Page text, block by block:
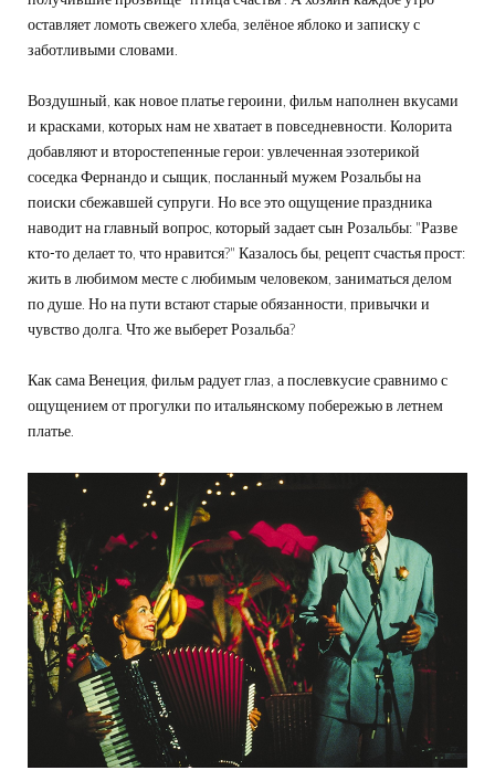
оставляет ломоть свежего хлеба, зелёное яблоко и записку с
заботливыми словами.
Воздушный, как новое платье героини, фильм наполнен вкусами
и красками, которых нам не хватает в повседневности. Колорита
добавляют и второстепенные герои: увлеченная эзотерикой
соседка Фернандо и сыщик, посланный мужем Розальбы на
поиски сбежавшей супруги. Но все это ощущение праздника
наводит на главный вопрос, который задает сын Розальбы: "Разве
кто-то делает то, что нравится?" Казалось бы, рецепт счастья прост:
жить в любимом месте с любимым человеком, заниматься делом
по душе. Но на пути встают старые обязанности, привычки и
чувство долга. Что же выберет Розальба?
Как сама Венеция, фильм радует глаз, а послевкусие сравнимо с
ощущением от прогулки по итальянскому побережью в летнем
платье.